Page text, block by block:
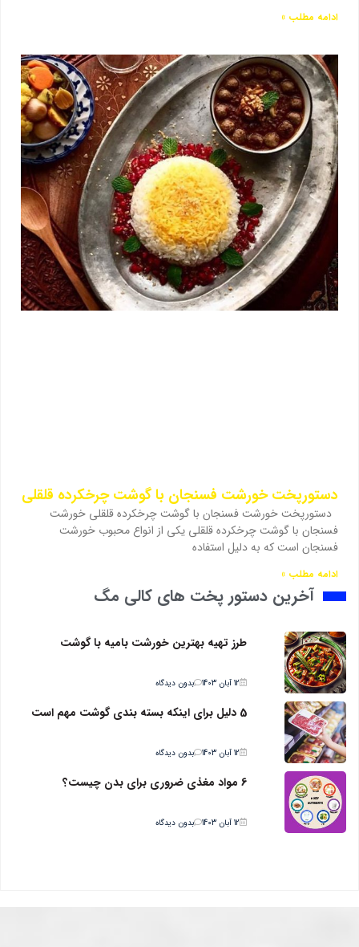
ادامه مطلب »
دستورپخت خورشت فسنجان با گوشت چرخکرده قلقلی
دستورپخت خورشت فسنجان با گوشت چرخکرده قلقلی خورشت
فسنجان با گوشت چرخکرده قلقلی یکی از انواع محبوب خورشت
فسنجان است که به دلیل استفاده
ادامه مطلب »
آخرین دستور پخت های کالی مگ
طرز تهیه بهترین خورشت بامیه با گوشت
12 آبان 1403 بدون دیدگاه
5 دلیل برای اینکه بسته بندی گوشت مهم است
12 آبان 1403 بدون دیدگاه
6 مواد مغذی ضروری برای بدن چیست؟
12 آبان 1403 بدون دیدگاه